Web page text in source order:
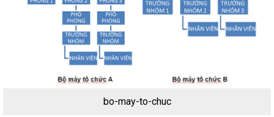
bo-may-to-chuc